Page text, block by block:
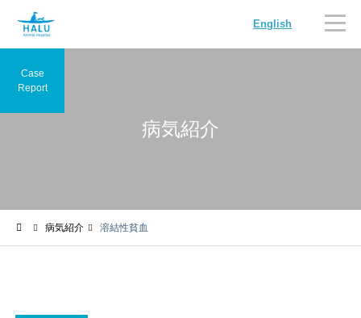
English
病気紹介
Case
Report
病気紹介 溶結性貧血